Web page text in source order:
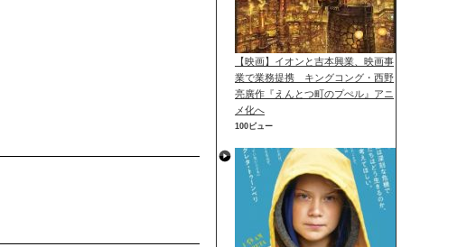
【映画】イオンと吉本興業、映画事
業で業務提携 キングコング・西野
亮廣作『えんとつ町のプぺル』アニ
メ化へ
100ビュー